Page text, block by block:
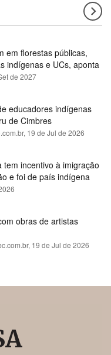
em florestas públicas,
indígenas e UCs, aponta
de 2027
educadores indígenas
de Cimbres
19 de Jul de 2026
tem incentivo à imigração
e foi de país indígena
obras de artistas
19 de Jul de 2026